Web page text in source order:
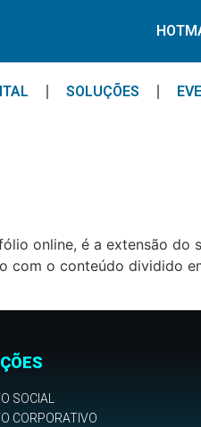
SOLUÇÕES
online, é a extensão do
o conteúdo dividido
SOCIAL
CORPORATIVO